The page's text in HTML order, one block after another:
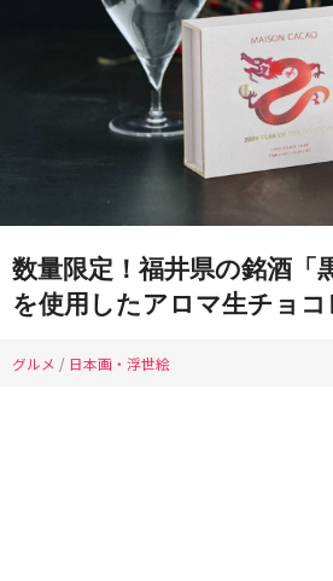
数量限定！福井県の銘酒「
を使用したアロマ生チョ
グルメ / 日本画・浮世絵